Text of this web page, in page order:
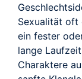
Sexualität oft
ein fester
lange
Charaktere